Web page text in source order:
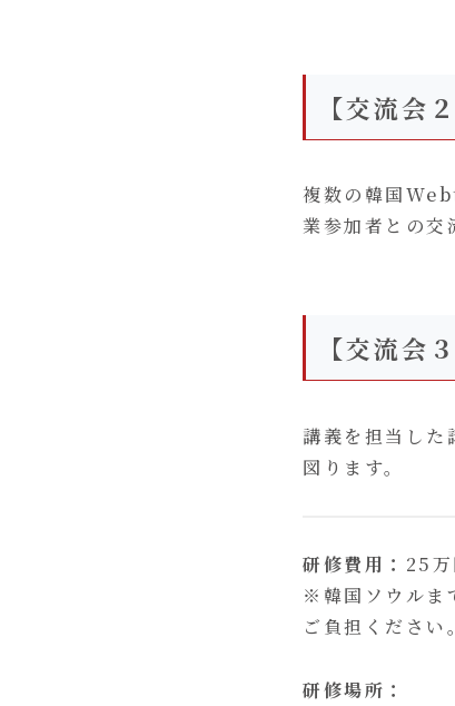
【交流会
複数の韓国
業参加者との交
【交流会
講義を担当し
図ります。
研修費用： 25万
※韓国ソウルま
ご負担ください。
研修場所：